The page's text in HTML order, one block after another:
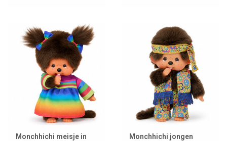
Monchhichi meisje in
Monchhichi jongen